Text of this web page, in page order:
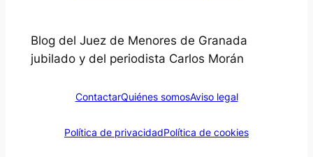
Blog del Juez de Menores de Granada
jubilado y del periodista Carlos Morán
ContactarQuiénes somosAviso legal
Política de privacidadPolítica de cookies